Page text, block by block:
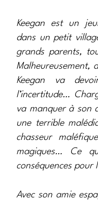
Keegan est un
dans un petit
grands parents,
Malheureusement,
Keegan va
l’incertitude…
va manquer à son
une terrible
chasseur
magiques… Ce
conséquences pour
Avec son amie